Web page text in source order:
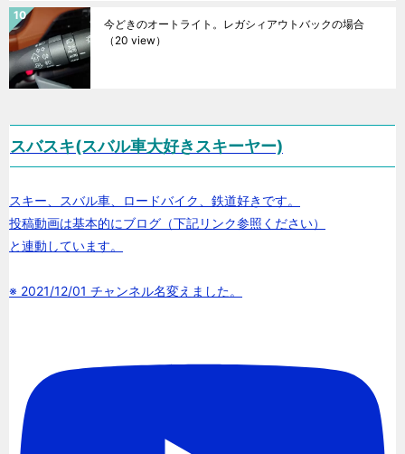
今どきのオートライト。レガシィアウトバックの場合
（20 view）
スバスキ(スバル車大好きスキーヤー)
スキー、スバル車、ロードバイク、鉄道好きです。
投稿動画は基本的にブログ（下記リンク参照ください）
と連動しています。
※ 2021/12/01 チャンネル名変えました。